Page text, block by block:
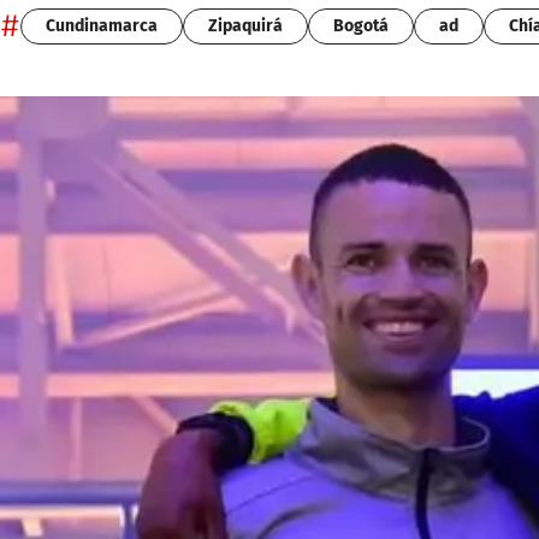
# Cundinamarca Zipaquirá Bogotá ad